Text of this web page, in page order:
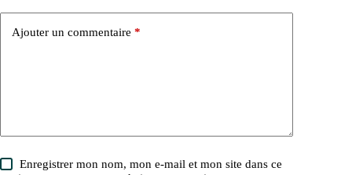
Ajouter un commentaire *
Enregistrer mon nom, mon e-mail et mon site dans ce